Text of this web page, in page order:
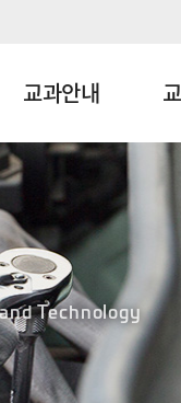
교과안내
Technology